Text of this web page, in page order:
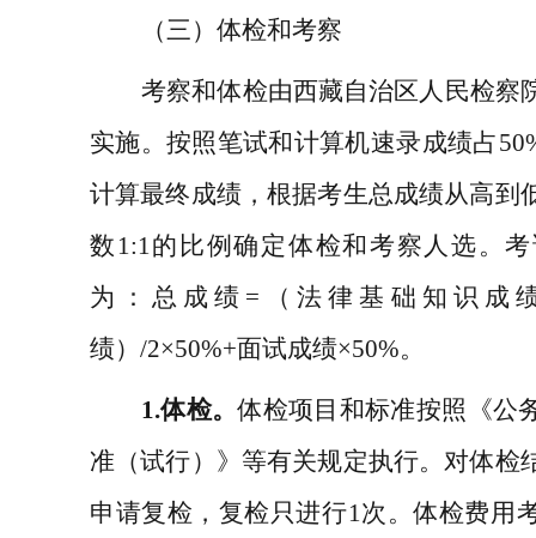
（三 ） 体检和考察
考察和体检由西藏自治区人民检察
实施。按照笔试和计算机速录成绩占
计算最终成绩，根据考生总成绩从高到
数 1 :1 的比例确定体检和考察人选。
为：总成绩 = （法律基础知识 成
绩） /2×50%+面试成绩×50%。
1.体检。体检项目和标准按照《公
准（试行）》等有关规定执行。 对体检
申请复检，复检只进行1 次。体检费用